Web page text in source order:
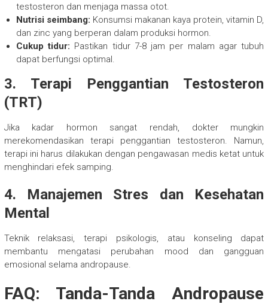
testosteron dan menjaga massa otot.
Nutrisi seimbang: Konsumsi makanan kaya protein, vitamin D,
dan zinc yang berperan dalam produksi hormon.
Cukup tidur: Pastikan tidur 7-8 jam per malam agar tubuh
dapat berfungsi optimal.
3. Terapi Penggantian Testosteron
(TRT)
Jika kadar hormon sangat rendah, dokter mungkin
merekomendasikan terapi penggantian testosteron. Namun,
terapi ini harus dilakukan dengan pengawasan medis ketat untuk
menghindari efek samping.
4. Manajemen Stres dan Kesehatan
Mental
Teknik relaksasi, terapi psikologis, atau konseling dapat
membantu mengatasi perubahan mood dan gangguan
emosional selama andropause.
FAQ: Tanda-Tanda Andropause